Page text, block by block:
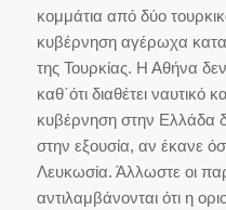
κομμάτια από δύο
κυβέρνηση αγέρωχα
της Τουρκίας. Η Αθήνα δεν
καθ΄ότι διαθέτει ναυτικό
κυβέρνηση στην Ελλάδα
στην εξουσία, αν έκανε
Λευκωσία. Άλλωστε οι
αντιλαμβάνονται ότι η